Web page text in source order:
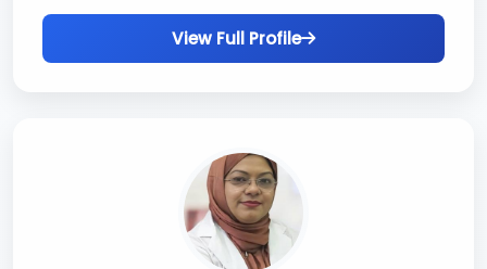
View Full Profile